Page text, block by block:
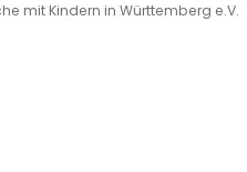
mit Kindern in Württemberg e.V.